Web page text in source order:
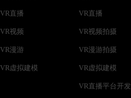
VR直播
VR视频
VR漫游
VR虚拟建模
VR直播
VR视频拍摄
VR漫游拍摄
VR虚拟建模
VR直播平台开发